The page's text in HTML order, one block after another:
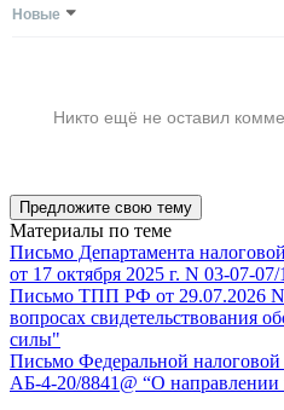
Новые
Никто ещё не оставил
Предложите свою тему
Материалы по теме
Письмо Департамента
от 17 октября 2025 г. N 03-07-
Письмо ТПП РФ от 29.07.2026
вопросах свидетельствования
силы"
Письмо Федеральной
АБ-4-20/8841@ “О направлении